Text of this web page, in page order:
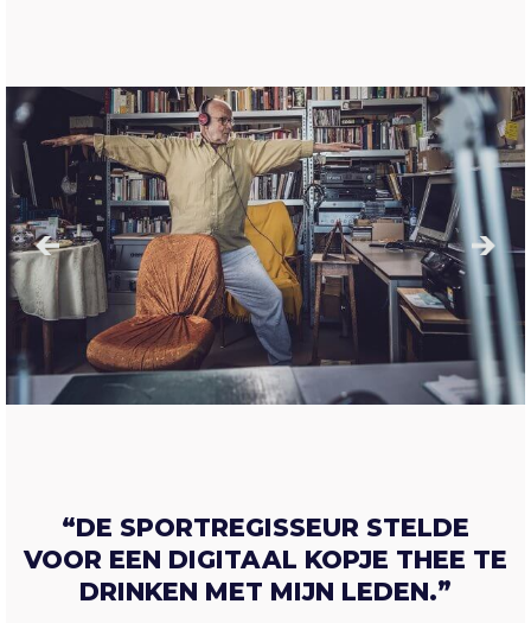
“DE SPORTREGISSEUR STELDE
VOOR EEN DIGITAAL KOPJE THEE TE
DRINKEN MET MIJN LEDEN.”